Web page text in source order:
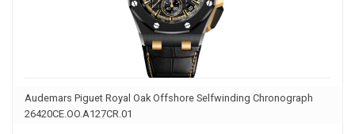
Audemars Piguet Royal Oak Offshore Selfwinding Chronograph
26420CE.OO.A127CR.01